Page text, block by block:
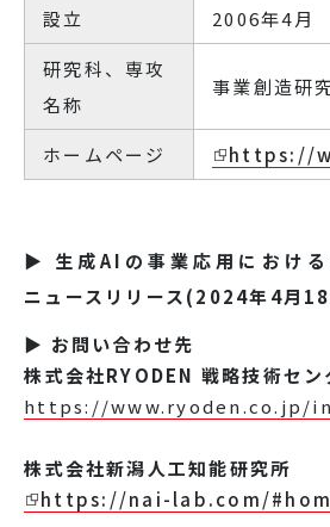
設立
2006年4月
研究科、専攻
名称
事業創造研
ホームページ https://
▶ 生成AIの事業応用における
ニュースリリース(2024年4月
▶ お問い合わせ先
株式会社RYODEN 戦略技術セン
https://www.ryoden.co.jp/
株式会社新潟人工知能研究所
https://nai-lab.com/